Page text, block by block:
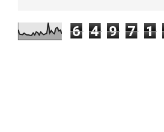
6 4 9 7 1